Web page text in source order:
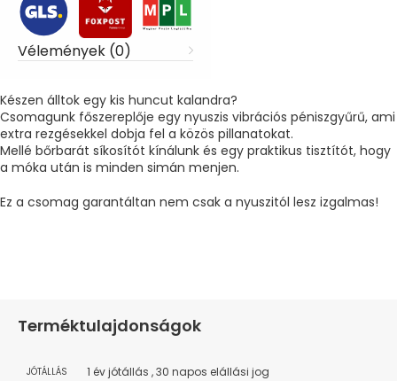
Vélemények (0)
Készen álltok egy kis huncut kalandra?
Csomagunk főszereplője egy nyuszis vibrációs péniszgyűrű, ami
extra rezgésekkel dobja fel a közös pillanatokat.
Mellé bőrbarát síkosítót kínálunk és egy praktikus tisztítót, hogy
a móka után is minden simán menjen.
Ez a csomag garantáltan nem csak a nyuszitól lesz izgalmas!
Terméktulajdonságok
JÓTÁLLÁS 1 év jótállás ,30 napos elállási jog